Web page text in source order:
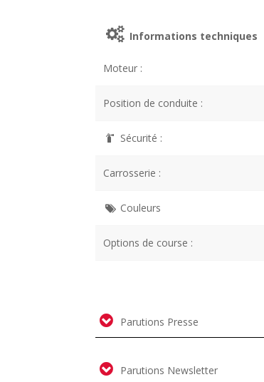
Informations techniques
Moteur :
Position de conduite :
Sécurité :
Carrosserie :
Couleurs
Options de course :
Parutions Presse
Parutions Newsletter